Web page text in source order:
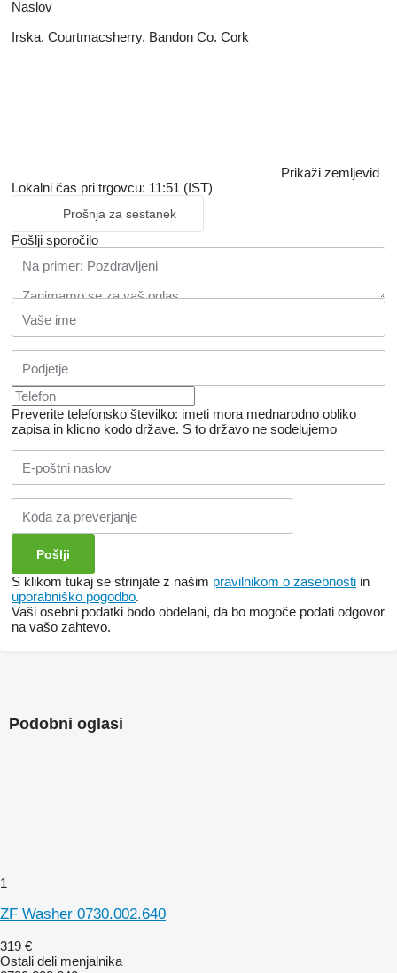
Naslov
Irska, Courtmacsherry, Bandon Co. Cork
Prikaži zemljevid
Lokalni čas pri trgovcu: 11:51 (IST)
Prošnja za sestanek
Pošlji sporočilo
Preverite telefonsko številko: imeti mora mednarodno obliko
zapisa in klicno kodo države. S to državo ne sodelujemo
S klikom tukaj se strinjate z našim pravilnikom o zasebnosti in
uporabniško pogodbo.
Vaši osebni podatki bodo obdelani, da bo mogoče podati odgovor
na vašo zahtevo.
Podobni oglasi
1
ZF Washer 0730.002.640
319 €
Ostali deli menjalnika